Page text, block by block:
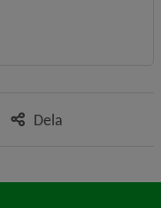
Dela